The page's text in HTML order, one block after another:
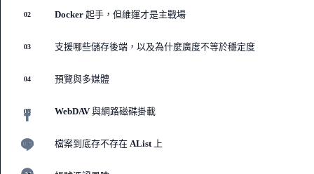
02 Docker 起手，但維運才是主戰場
03 支援哪些儲存後端，以及為什麼廣度不等於穩定度
04 預覽與多媒體
05 WebDAV 與網路磁碟掛載
06 檔案到底存不存在 AList 上